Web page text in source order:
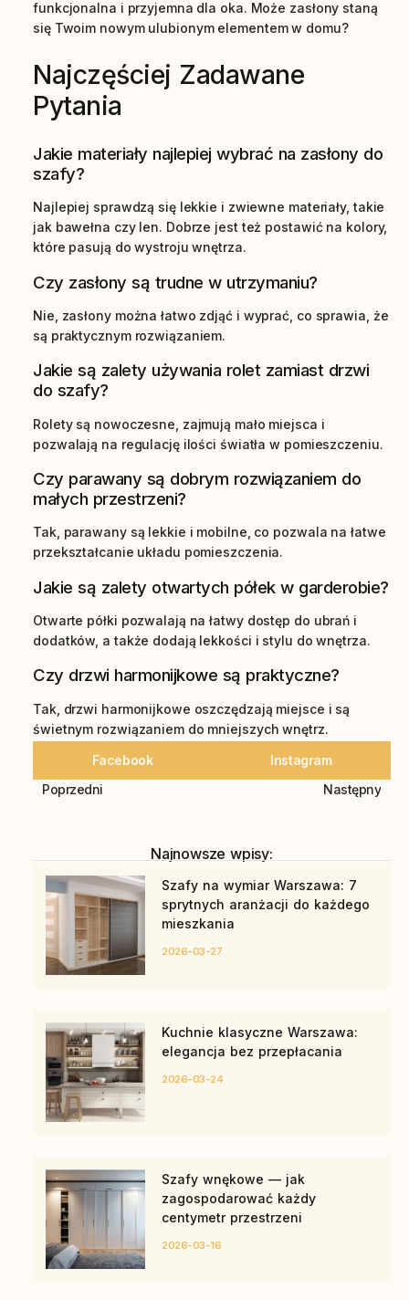
funkcjonalna i przyjemna dla oka. Może zasłony staną
się Twoim nowym ulubionym elementem w domu?
Najczęściej Zadawane
Pytania
Jakie materiały najlepiej wybrać na zasłony do
szafy?
Najlepiej sprawdzą się lekkie i zwiewne materiały, takie
jak bawełna czy len. Dobrze jest też postawić na kolory,
które pasują do wystroju wnętrza.
Czy zasłony są trudne w utrzymaniu?
Nie, zasłony można łatwo zdjąć i wyprać, co sprawia, że
są praktycznym rozwiązaniem.
Jakie są zalety używania rolet zamiast drzwi
do szafy?
Rolety są nowoczesne, zajmują mało miejsca i
pozwalają na regulację ilości światła w pomieszczeniu.
Czy parawany są dobrym rozwiązaniem do
małych przestrzeni?
Tak, parawany są lekkie i mobilne, co pozwala na łatwe
przekształcanie układu pomieszczenia.
Jakie są zalety otwartych półek w garderobie?
Otwarte półki pozwalają na łatwy dostęp do ubrań i
dodatków, a także dodają lekkości i stylu do wnętrza.
Czy drzwi harmonijkowe są praktyczne?
Tak, drzwi harmonijkowe oszczędzają miejsce i są
świetnym rozwiązaniem do mniejszych wnętrz.
Facebook
Instagram
Poprzedni
Następny
Najnowsze wpisy:
Szafy na wymiar Warszawa: 7
sprytnych aranżacji do każdego
mieszkania
2026-03-27
Kuchnie klasyczne Warszawa:
elegancja bez przepłacania
2026-03-24
Szafy wnękowe — jak
zagospodarować każdy
centymetr przestrzeni
2026-03-16